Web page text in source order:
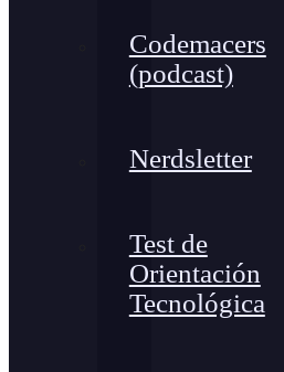
Codemacers
(podcast)
Nerdsletter
Test de
Orientación
Tecnológica